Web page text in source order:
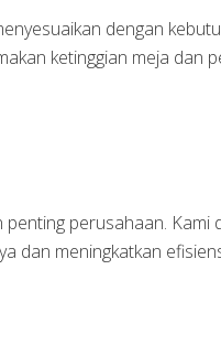
dengan
ketinggian meja dan
perusahaan. Kami
dan meningkatkan